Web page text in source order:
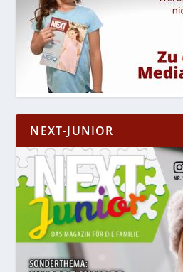
NEXT-JUNIOR